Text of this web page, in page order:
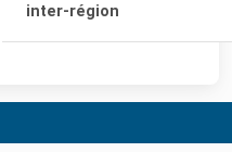
inter-région